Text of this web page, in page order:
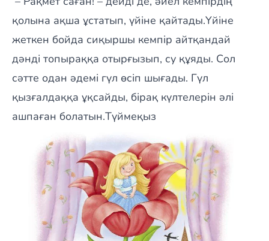
қолына ақша ұстатып, үйіне қайтады.Үйіне
жеткен бойда сиқыршы кемпір айтқандай
дәнді топыраққа отырғызып, су құяды. Сол
сәтте одан әдемі гүл өсіп шығады. Гүл
қызғалдаққа ұқсайды, бірақ күлтелерін әлі
ашпаған болатын.Түймеқыз